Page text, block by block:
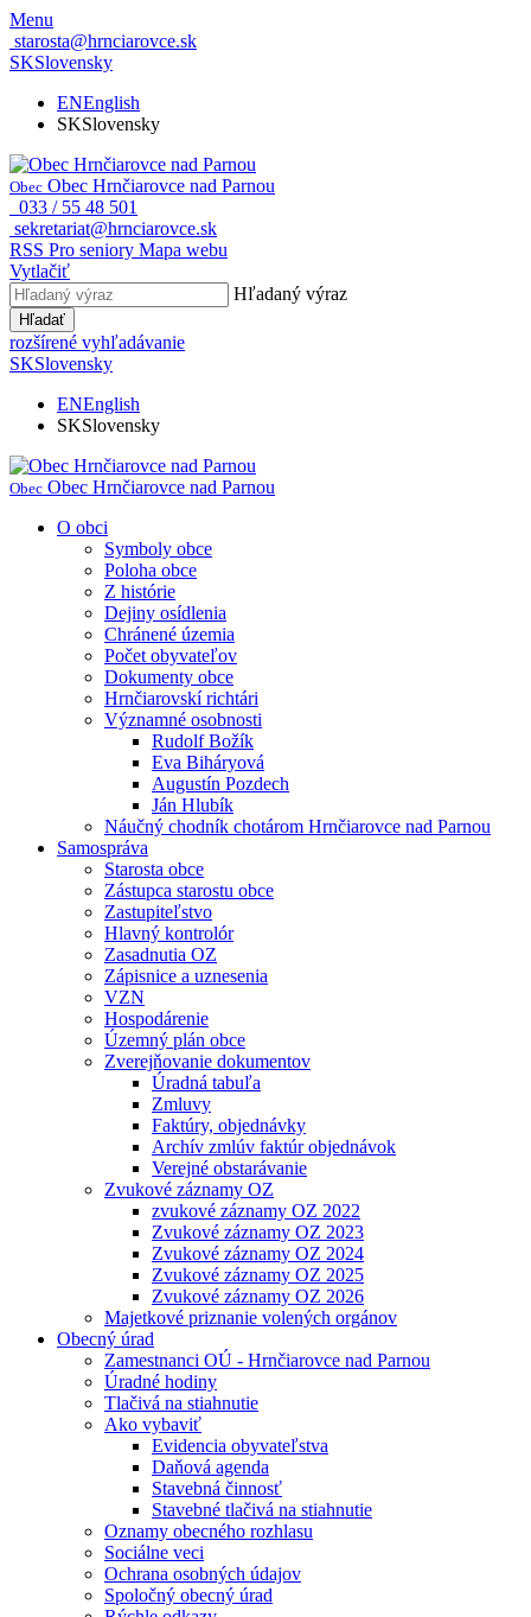
Menu
starosta@hrnciarovce.sk
SKSlovensky
ENEnglish
SKSlovensky
Obec Obec Hrnčiarovce nad Parnou
033 / 55 48 501
sekretariat@hrnciarovce.sk
RSS Pro seniory Mapa webu
Vytlačiť
Hľadaný výraz
Hľadať
rozšírené vyhľadávanie
SKSlovensky
ENEnglish
SKSlovensky
Obec Obec Hrnčiarovce nad Parnou
O obci
Symboly obce
Poloha obce
Z histórie
Dejiny osídlenia
Chránené územia
Počet obyvateľov
Dokumenty obce
Hrnčiarovskí richtári
Významné osobnosti
Rudolf Božík
Eva Biháryová
Augustín Pozdech
Ján Hlubík
Náučný chodník chotárom Hrnčiarovce nad Parnou
Samospráva
Starosta obce
Zástupca starostu obce
Zastupiteľstvo
Hlavný kontrolór
Zasadnutia OZ
Zápisnice a uznesenia
VZN
Hospodárenie
Územný plán obce
Zverejňovanie dokumentov
Úradná tabuľa
Zmluvy
Faktúry, objednávky
Archív zmlúv faktúr objednávok
Verejné obstarávanie
Zvukové záznamy OZ
zvukové záznamy OZ 2022
Zvukové záznamy OZ 2023
Zvukové záznamy OZ 2024
Zvukové záznamy OZ 2025
Zvukové záznamy OZ 2026
Majetkové priznanie volených orgánov
Obecný úrad
Zamestnanci OÚ - Hrnčiarovce nad Parnou
Úradné hodiny
Tlačivá na stiahnutie
Ako vybaviť
Evidencia obyvateľstva
Daňová agenda
Stavebná činnosť
Stavebné tlačivá na stiahnutie
Oznamy obecného rozhlasu
Sociálne veci
Ochrana osobných údajov
Spoločný obecný úrad